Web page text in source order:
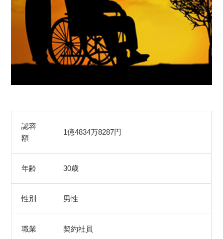
認容
額
1億4834万8287円
年齢 30歳
性別 男性
職業 契約社員